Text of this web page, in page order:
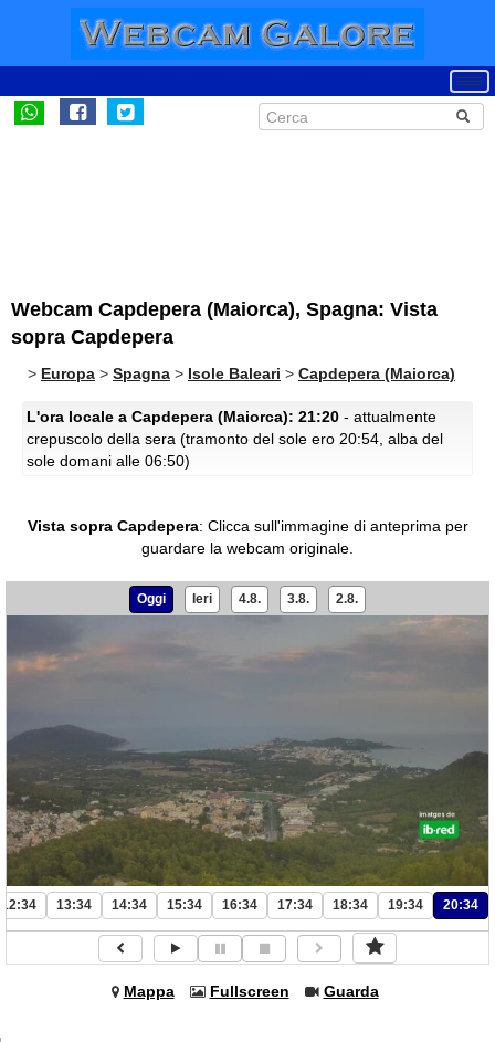
Webcam Capdepera (Maiorca), Spagna: Vista
sopra Capdepera
> Europa > Spagna > Isole Baleari > Capdepera (Maiorca)
L'ora locale a Capdepera (Maiorca): 21:20 - attualmente
crepuscolo della sera (tramonto del sole ero 20:54, alba del
sole domani alle 06:50)
Vista sopra Capdepera: Clicca sull'immagine di anteprima per
guardare la webcam originale.
Oggi Ieri 4.8. 3.8. 2.8.
12:34 13:34 14:34 15:34 16:34 17:34 18:34 19:34 20:34
Mappa Fullscreen Guarda